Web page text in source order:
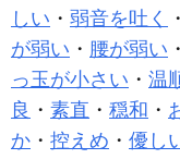
しい ・ 弱音を吐く ・
が弱い ・ 腰が弱い ・
っ玉が小さい ・ 温
良 ・ 素直 ・ 穏和 ・
か ・ 控えめ ・ 優し